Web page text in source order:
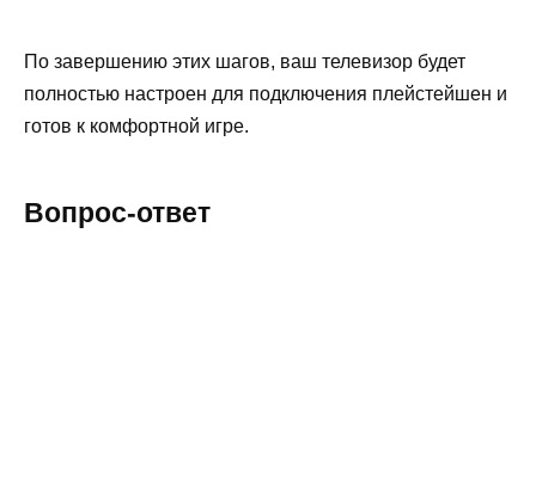
По завершению этих шагов, ваш телевизор будет
полностью настроен для подключения плейстейшен и
готов к комфортной игре.
Вопрос-ответ